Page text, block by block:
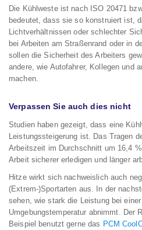
Die Kühlweste ist nach ISO 20471
bedeutet, dass sie so konstruiert ist,
Lichtverhältnissen oder schlechter
bei Arbeiten am Straßenrand oder in
sollen die Sicherheit des Arbeiters
andere, wie Autofahrer, Kollegen und
machen.
Verpassen Sie auch dies nicht
Studien haben gezeigt, dass eine
Leistungssteigerung ist. Das Tragen
Arbeitszeit im Durchschnitt um 16,4
Arbeit sicherer erledigen und länger
Hitze wirkt sich nachweislich auch
(Extrem-)Sportarten aus. In der
sehen, wie stark die Leistung bei
Umgebungstemperatur abnimmt. Der
Beispiel benutzt gerne das PCM